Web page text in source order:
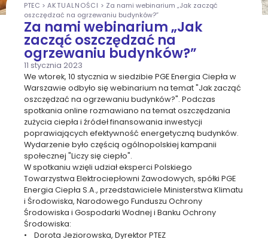
PTEC > AKTUALNOŚCI > Za nami webinarium „Jak zacząć
oszczędzać na ogrzewaniu budynków?”
Za nami webinarium „Jak
zacząć oszczędzać na
ogrzewaniu budynków?”
11 stycznia 2023
We wtorek, 10 stycznia w siedzibie PGE Energia Ciepła w
Warszawie odbyło się webinarium na temat "Jak zacząć
oszczędzać na ogrzewaniu budynków?". Podczas
spotkania online rozmawiano na temat oszczędzania
zużycia ciepła i źródeł finansowania inwestycji
poprawiających efektywność energetyczną budynków.
Wydarzenie było częścią ogólnopolskiej kampanii
społecznej "Liczy się ciepło".
W spotkaniu wzięli udział eksperci Polskiego
Towarzystwa Elektrociepłowni Zawodowych, spółki PGE
Energia Ciepła S.A., przedstawiciele Ministerstwa Klimatu
i Środowiska, Narodowego Funduszu Ochrony
Środowiska i Gospodarki Wodnej i Banku Ochrony
Środowiska:
• Dorota Jeziorowska, Dyrektor PTEZ